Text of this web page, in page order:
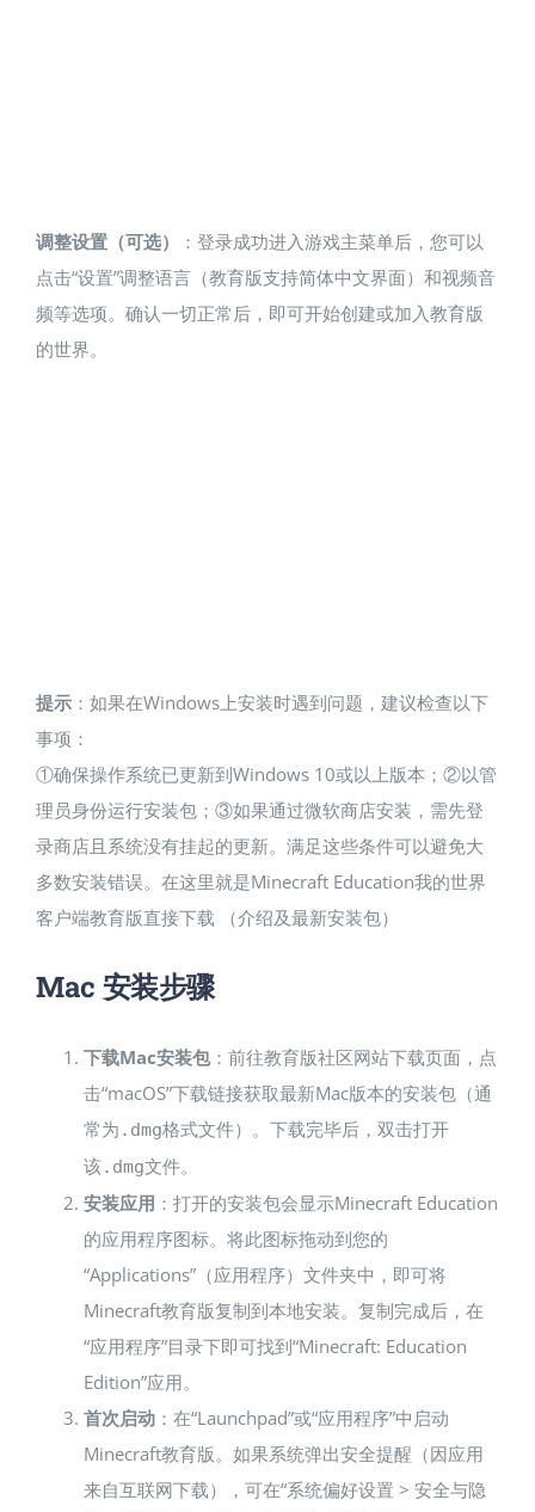
调整设置（可选）
：登录成功进入游戏主菜单后，您可以
点击“设置”调整语言（教育版支持简体中文界面）和视频音
频等选项。确认一切正常后，即可开始创建或加入教育版
的世界。
提示：如果在Windows上安装时遇到问题，建议检查以下
事项：​
①确保操作系统已更新到Windows 10或以上版本；②以管
理员身份运行安装包；③如果通过微软商店安装，需先登
录商店且系统没有挂起的更新​。满足这些条件可以避免大
多数安装错误。在这里就是Minecraft Education我的世界
客户端教育版直接下载 （介绍及最新安装包）
Mac 安装步骤
下载Mac安装包：前往教育版社区网站下载页面，点
击“macOS”下载链接获取最新Mac版本的安装包（通
常为 .dmg格式文件）​。下载完毕后，双击打开
该.dmg文件。
安装应用 ：打开的安装包会显示Minecraft Education
的应用程序图标。将此图标拖动到您的
“Applications”（应用程序）文件夹中，即可将
Minecraft教育版复制到本地安装​。复制完成后，在
“应用程序”目录下即可找到“Minecraft: Education
Edition”应用。
首次启动：在“Launchpad”或“应用程序”中启动
Minecraft教育版。如果系统弹出安全提醒（因应用
来自互联网下载），可在“系统偏好设置 > 安全与隐